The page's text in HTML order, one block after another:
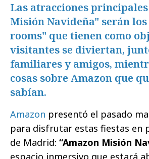
Las atracciones
Misión Navideña" serán los
rooms" que tienen como
visitantes se diviertan,
familiares y amigos,
cosas sobre Amazon que
sabían.
Amazon presentó el pasado
para disfrutar estas fiestas en
de Madrid: “Amazon Misión